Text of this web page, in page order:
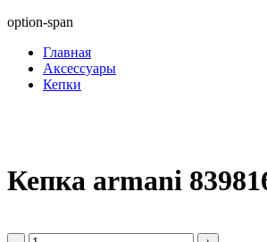
option-span
Главная
Аксессуары
Кепки
Кепка armani